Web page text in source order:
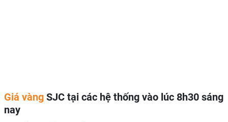
Giá vàng SJC tại các hệ thống vào lúc 8h30 sáng
nay